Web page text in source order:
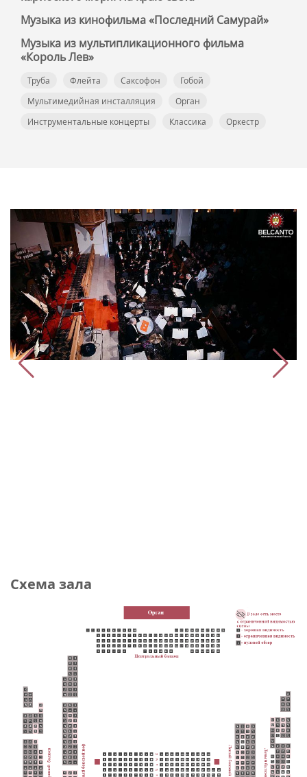
Музыка из кинофильма «Последний Самурай»
Музыка из мультипликационного фильма
«Король Лев»
Труба Флейта Саксофон
Гобой
Мультимедийная инсталляция
Орган
Инструментальные концерты
Классика Оркестр
Схема зала